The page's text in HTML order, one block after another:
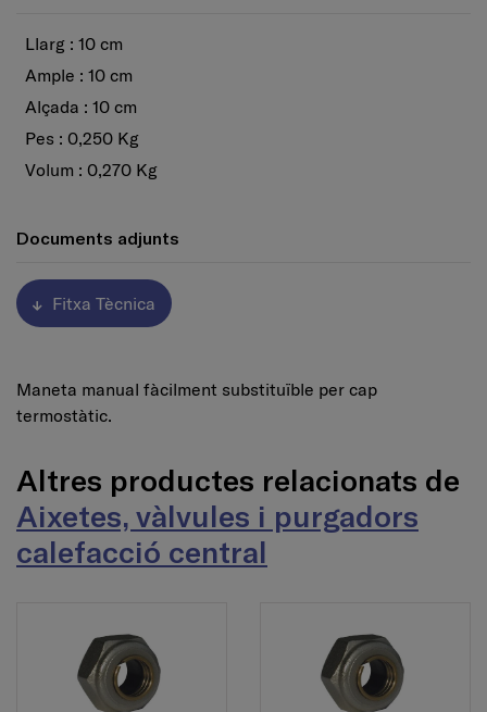
Llarg : 10 cm
Ample : 10 cm
Alçada : 10 cm
Pes : 0,250 Kg
Volum : 0,270 Kg
Maneta manual fàcilment substituïble per cap
termostàtic.
Documents adjunts
Fitxa Tècnica
Altres productes relacionats de
Aixetes, vàlvules i purgadors
calefacció central